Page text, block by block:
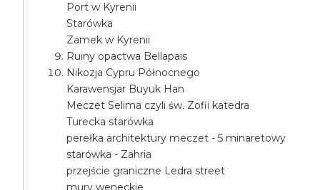
Port w Kyrenii
Starówka
Zamek w Kyrenii
Ruiny opactwa Bellapais
Nikozja Cypru Północnego
Karawensjar Buyuk Han
Meczet Selima czyli św. Zofii katedra
Turecka starówka
perełka architektury meczet - 5 minaretowy
starówka - Zahria
przejście graniczne Ledra street
mury weneckie